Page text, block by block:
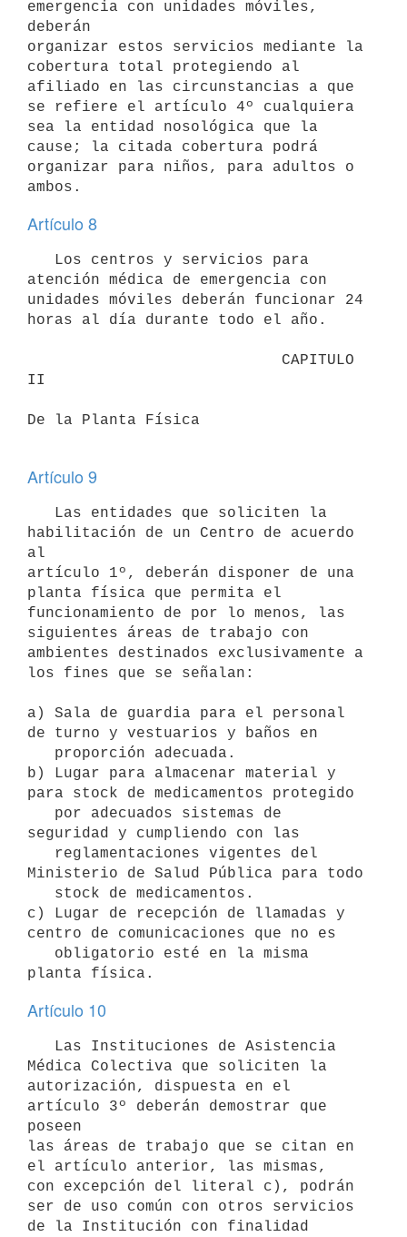
emergencia con unidades móviles,
deberán
organizar estos servicios mediante la
cobertura total protegiendo al
afiliado en las circunstancias a que
se refiere el artículo 4º cualquiera
sea la entidad nosológica que la
cause; la citada cobertura podrá
organizar para niños, para adultos o
ambos.
Artículo 8
atención médica de emergencia con
unidades móviles deberán funcionar 24
horas al día durante todo el año.
II
De la Planta Física
Artículo 9
habilitación de un Centro de acuerdo
al
artículo 1º, deberán disponer de una
planta física que permita el
funcionamiento de por lo menos, las
siguientes áreas de trabajo con
ambientes destinados exclusivamente a
los fines que se señalan:
a) Sala de guardia para el personal
de turno y vestuarios y baños en
b) Lugar para almacenar material y
para stock de medicamentos protegido
seguridad y cumpliendo con las
Ministerio de Salud Pública para todo
c) Lugar de recepción de llamadas y
centro de comunicaciones que no es
planta física.
Artículo 10
Médica Colectiva que soliciten la
autorización, dispuesta en el
artículo 3º deberán demostrar que
poseen
las áreas de trabajo que se citan en
el artículo anterior, las mismas,
con excepción del literal c), podrán
ser de uso común con otros servicios
de la Institución con finalidad